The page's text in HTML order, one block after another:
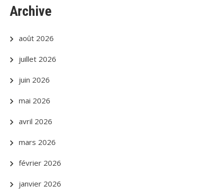
Archive
août 2026
juillet 2026
juin 2026
mai 2026
avril 2026
mars 2026
février 2026
janvier 2026